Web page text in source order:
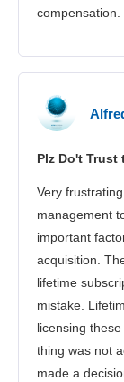
compensation.
Plz Do't Trust
Very
management
important
acquisition.
lifetime
mistake.
licensing
thing was not
made a